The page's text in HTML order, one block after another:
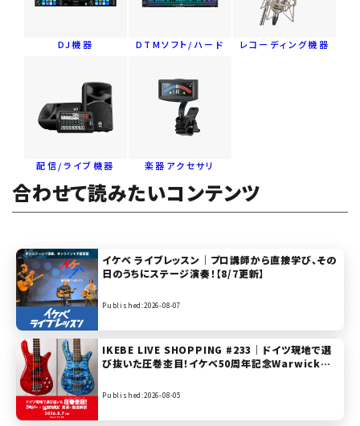
DJ機器 DTMソフト/ハード レコーディング機器
配信/ライブ機器 楽器アクセサリ
合わせて読みたいコンテンツ
イケベ ライブレッスン｜プロ講師から直接学び、その
日のうちにステージ演奏！【8/7更新】
Published:2026-08-07
IKEBE LIVE SHOPPING #233｜ドイツ現地で選
び抜いた圧巻杢目！イケベ50周年記念Warwick実
リボレ秋葉原】
Published:2026-08-05